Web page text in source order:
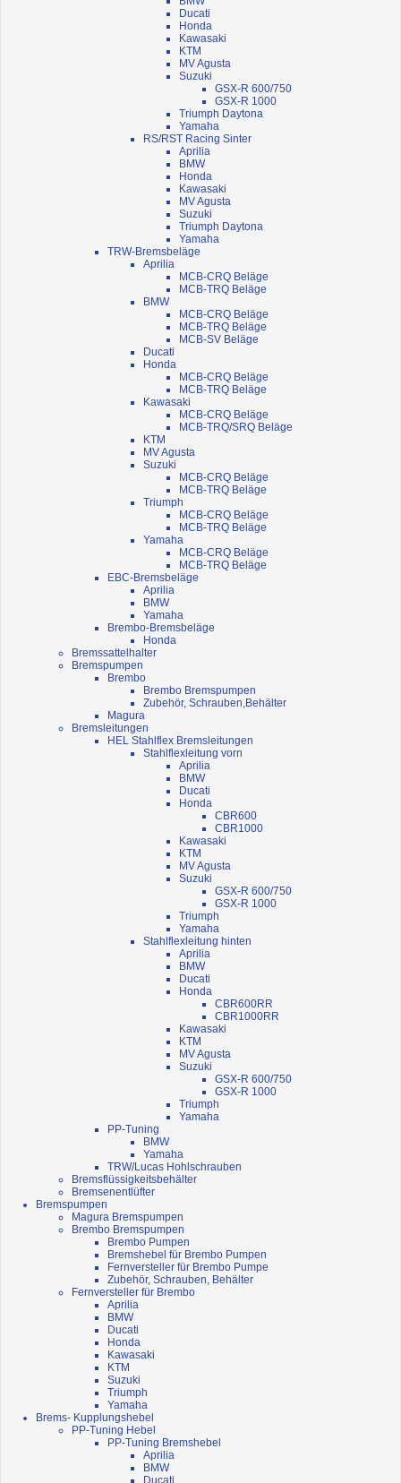
Ducati
Honda
Kawasaki
KTM
MV Agusta
Suzuki
GSX-R 600/750
GSX-R 1000
Triumph Daytona
Yamaha
RS/RST Racing Sinter
Aprilia
BMW
Honda
Kawasaki
MV Agusta
Suzuki
Triumph Daytona
Yamaha
TRW-Bremsbeläge
Aprilia
MCB-CRQ Beläge
MCB-TRQ Beläge
BMW
MCB-CRQ Beläge
MCB-TRQ Beläge
MCB-SV Beläge
Ducati
Honda
MCB-CRQ Beläge
MCB-TRQ Beläge
Kawasaki
MCB-CRQ Beläge
MCB-TRQ/SRQ Beläge
KTM
MV Agusta
Suzuki
MCB-CRQ Beläge
MCB-TRQ Beläge
Triumph
MCB-CRQ Beläge
MCB-TRQ Beläge
Yamaha
MCB-CRQ Beläge
MCB-TRQ Beläge
EBC-Bremsbeläge
Aprilia
BMW
Yamaha
Brembo-Bremsbeläge
Honda
Bremssattelhalter
Bremspumpen
Brembo
Brembo Bremspumpen
Zubehör, Schrauben,Behälter
Magura
Bremsleitungen
HEL Stahlflex Bremsleitungen
Stahlflexleitung vorn
Aprilia
BMW
Ducati
Honda
CBR600
CBR1000
Kawasaki
KTM
MV Agusta
Suzuki
GSX-R 600/750
GSX-R 1000
Triumph
Yamaha
Stahlflexleitung hinten
Aprilia
BMW
Ducati
Honda
CBR600RR
CBR1000RR
Kawasaki
KTM
MV Agusta
Suzuki
GSX-R 600/750
GSX-R 1000
Triumph
Yamaha
PP-Tuning
BMW
Yamaha
TRW/Lucas Hohlschrauben
Bremsflüssigkeitsbehälter
Bremsenentlüfter
Bremspumpen
Magura Bremspumpen
Brembo Bremspumpen
Brembo Pumpen
Bremshebel für Brembo Pumpen
Fernversteller für Brembo Pumpe
Zubehör, Schrauben, Behälter
Fernversteller für Brembo
Aprilia
BMW
Ducati
Honda
Kawasaki
KTM
Suzuki
Triumph
Yamaha
Brems- Kupplungshebel
PP-Tuning Hebel
PP-Tuning Bremshebel
Aprilia
BMW
Ducati